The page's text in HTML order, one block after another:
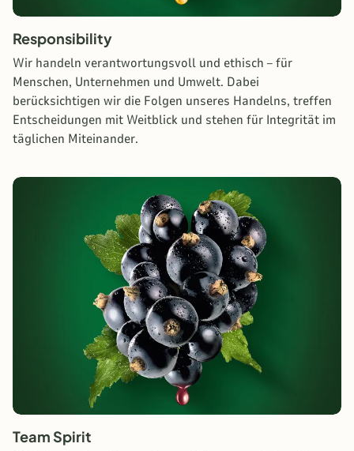
Responsibility
Wir handeln verantwortungsvoll und ethisch – für
Menschen, Unternehmen und Umwelt. Dabei
berücksichtigen wir die Folgen unseres Handelns, treffen
Entscheidungen mit Weitblick und stehen für Integrität im
täglichen Miteinander.
Team Spirit